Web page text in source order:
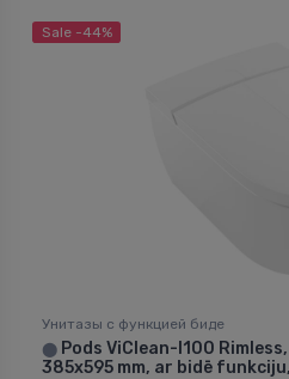
Sale -44%
Унитазы с функцией биде
⬤ Pods ViClean-I100
385x595 mm, ar bidē